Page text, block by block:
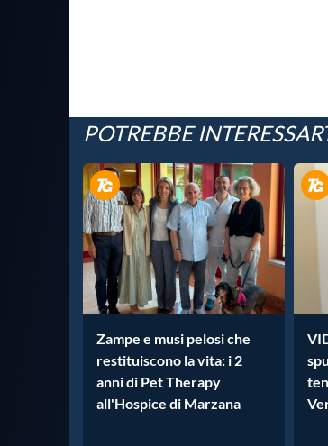
POTREBBE
Zampe e musi pelosi che
restituiscono la vita: i 2
anni di Pet Therapy
all'Hospice di Marzana